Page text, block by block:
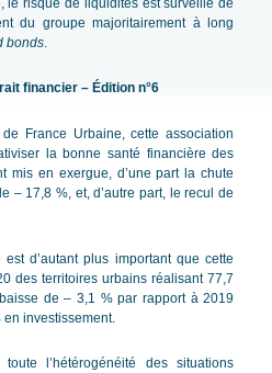
du groupe majoritairement à long
bonds.
financier – Édition n°6
France Urbaine, cette association
la bonne santé financière des
mis en exergue, d’une part la chute
– 17,8 %, et, d’autre part, le recul de
d’autant plus important que cette
des territoires urbains réalisant 77,7
de – 3,1 % par rapport à 2019
investissement.
l’hétérogénéité des situations